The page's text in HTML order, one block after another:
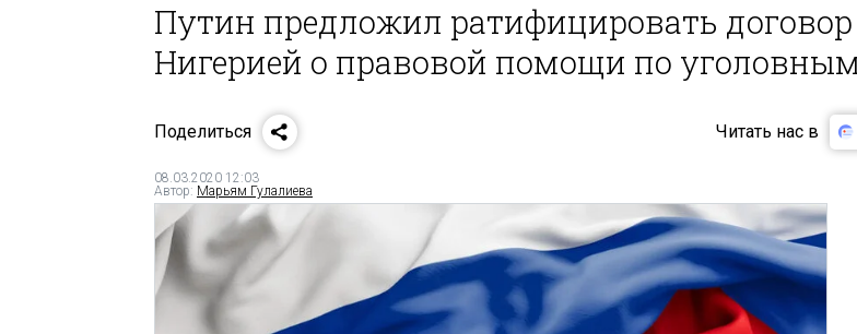
Путин предложил ратифицировать договор
Нигерией о правовой помощи по
Поделиться Читать нас в
08.03.2020 12:03
Автор: Марьям Гулалиева